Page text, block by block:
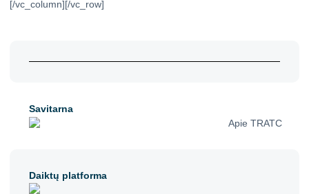
Savitarna
Daiktų platforma
[/vc_column][/vc_row]